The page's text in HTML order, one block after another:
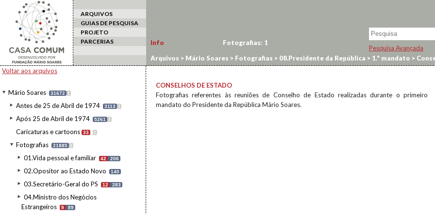
ARQUIVOS
GUIAS DE PESQUISA
PROJETO
PARCERIAS
Pesquisa Avançada
Voltar aos arquivos
Mário Soares 31672 I
Antes de 25 de Abril de 1974 3113 I
Após 25 de Abril de 1974 5261 I
Caricaturas e cartoons 33 I
Fotografias 21885 I
01.Vida pessoal e familiar 42 206
02.Opositor ao Estado Novo 140
03.Secretário-Geral do PS 12 283
04.Ministro dos Negócios
Estrangeiros
9 89
Info Fotografias: 1
Arquivos > Mário Soares > Fotografias > 08.Presidente da República > 1.º mandato >
CONSELHOS DE ESTADO
Fotografias referentes às reuniões de Conselho de Estado realizadas durante o primeiro
mandato do Presidente da República Mário Soares.